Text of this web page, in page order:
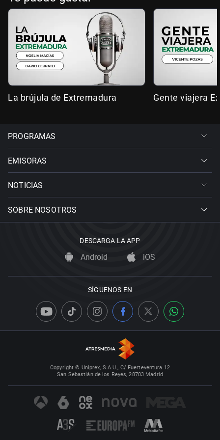
La brújula de Extremadura Gente viajera
PROGRAMAS
EMISORAS
NOTICIAS
SOBRE NOSOTROS
DESCARGA LA APP
Android iOS
SÍGUENOS EN
Copyright © Uniprex, S.A.U., C/ Fuerteventura 12
San Sebastián de los Reyes, 28703 Madrid